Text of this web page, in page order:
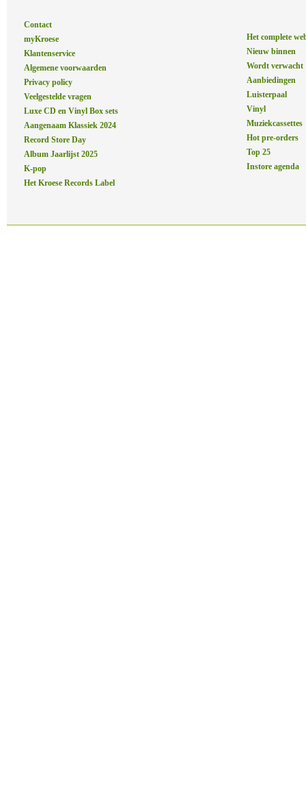
Contact
myKroese
Klantenservice
Algemene voorwaarden
Privacy policy
Veelgestelde vragen
Luxe CD en Vinyl Box sets
Aangenaam Klassiek 2024
Record Store Day
Album Jaarlijst 2025
K-pop
Het Kroese Records Label
Het complete
Nieuw binnen
Wordt verwacht
Aanbiedingen
Luisterpaal
Vinyl
Muziekcassettes
Hot pre-orders
Top 25
Instore agenda